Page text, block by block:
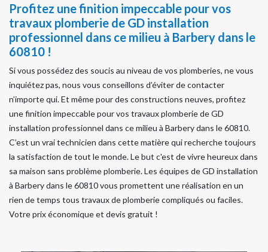
Profitez une finition impeccable pour vos
travaux plomberie de GD installation
professionnel dans ce milieu à Barbery dans le
60810 !
Si vous possédez des soucis au niveau de vos plomberies, ne vous
inquiétez pas, nous vous conseillons d’éviter de contacter
n’importe qui. Et même pour des constructions neuves, profitez
une finition impeccable pour vos travaux plomberie de GD
installation professionnel dans ce milieu à Barbery dans le 60810.
C’est un vrai technicien dans cette matière qui recherche toujours
la satisfaction de tout le monde. Le but c'est de vivre heureux dans
sa maison sans problème plomberie. Les équipes de GD installation
à Barbery dans le 60810 vous promettent une réalisation en un
rien de temps tous travaux de plomberie compliqués ou faciles.
Votre prix économique et devis gratuit !